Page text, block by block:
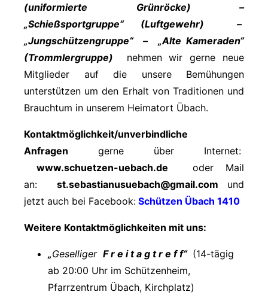
(uniformierte Grünröcke) –
„Schießsportgruppe“ (Luftgewehr) –
„Jungschützengruppe“ – „Alte Kameraden“
(Trommlergruppe)
nehmen wir gerne neue
Mitglieder auf die unsere Bemühungen
unterstützen um den Erhalt von Traditionen und
Brauchtum in unserem Heimatort Übach.
Kontaktmöglichkeit/unverbindliche
Anfragen gerne über Internet:
www.schuetzen-uebach.de oder Mail
an: st.sebastianusuebach@gmail.com und
jetzt auch bei Facebook: Schützen Übach 1410
Weitere Kontaktmöglichkeiten mit uns:
„Geselliger F r e i t a g t r e f f“ (14-tägig
ab 20:00 Uhr im Schützenheim,
Pfarrzentrum Übach, Kirchplatz)